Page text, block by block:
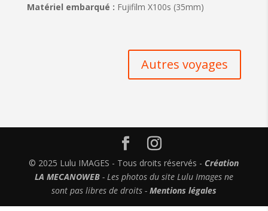
Matériel embarqué : Fujifilm X100s (35mm)
Autres voyages
© 2025 Lulu IMAGES - Tous droits réservés - Création
LA MECANOWEB- Les photos du site Lulu Images ne
sont pas libres de droits - Mentions légales